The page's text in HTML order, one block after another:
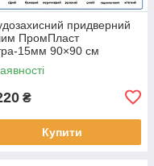
придверний
ПромПласт
15мм 90×90 см
₴
Купити